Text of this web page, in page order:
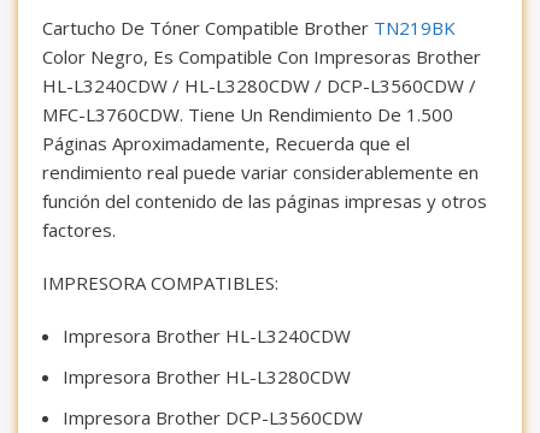
Cartucho De Tóner Compatible Brother TN219BK
Color Negro, Es Compatible Con Impresoras Brother
HL-L3240CDW / HL-L3280CDW / DCP-L3560CDW /
MFC-L3760CDW. Tiene Un Rendimiento De 1.500
Páginas Aproximadamente, Recuerda que el
rendimiento real puede variar considerablemente en
función del contenido de las páginas impresas y otros
factores.
IMPRESORA COMPATIBLES:
Impresora Brother HL-L3240CDW
Impresora Brother HL-L3280CDW
Impresora Brother DCP-L3560CDW